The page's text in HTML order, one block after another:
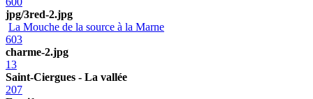
jpg/3red-2.jpg
La Mouche de la source à la Marne
603
charme-2.jpg
13
Saint-Ciergues - La vallée
207